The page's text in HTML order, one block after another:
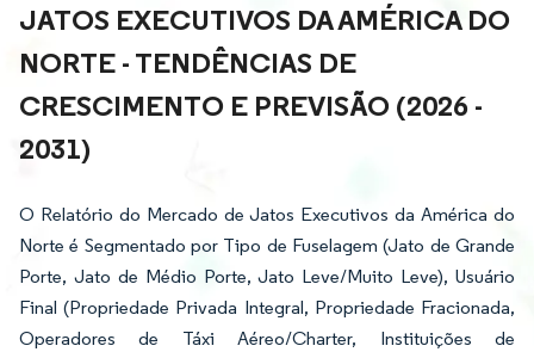
JATOS EXECUTIVOS DA AMÉRICA DO
NORTE - TENDÊNCIAS DE
CRESCIMENTO E PREVISÃO (2026 -
2031)
O Relatório do Mercado de Jatos Executivos da América do
Norte é Segmentado por Tipo de Fuselagem (Jato de Grande
Porte, Jato de Médio Porte, Jato Leve/Muito Leve), Usuário
Final (Propriedade Privada Integral, Propriedade Fracionada,
Operadores de Táxi Aéreo/Charter, Instituições de